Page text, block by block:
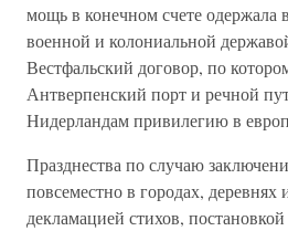
мощь в конечном счете
военной и колониальной
Вестфальский договор, по
Антверпенский порт и речной
Нидерландам привилегию в
Празднества по случаю
повсеместно в городах,
декламацией стихов,